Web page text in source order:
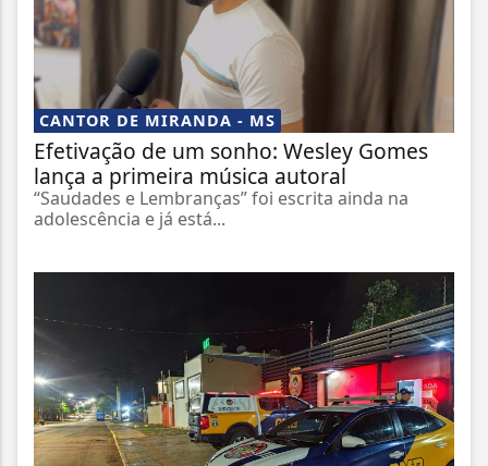
CANTOR DE MIRANDA - MS
Efetivação de um sonho: Wesley Gomes
lança a primeira música autoral
“Saudades e Lembranças” foi escrita ainda na
adolescência e já está...